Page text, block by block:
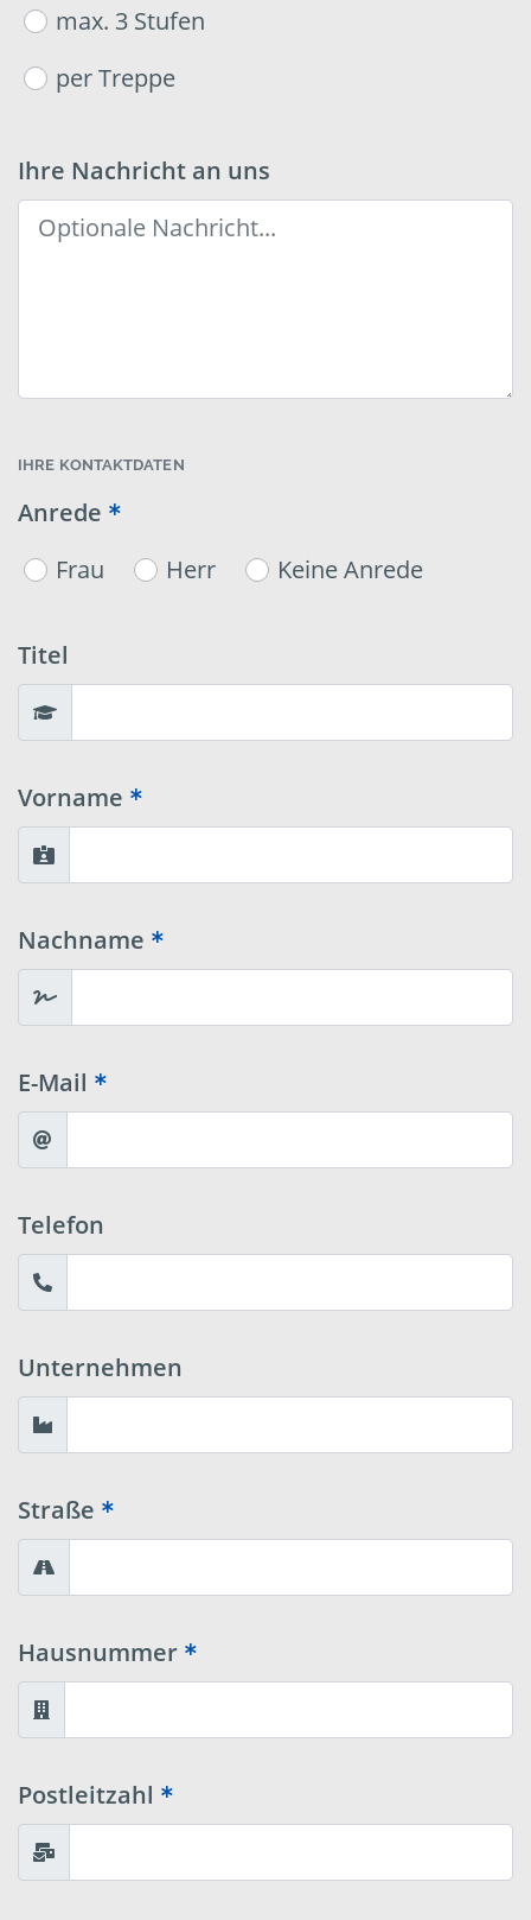
max. 3 Stufen
per Treppe
Ihre Nachricht an uns
IHRE KONTAKTDATEN
Anrede
Frau
Herr Keine Anrede
Titel
Vorname
Nachname
E-Mail
Telefon
Unternehmen
Straße
Hausnummer
Postleitzahl